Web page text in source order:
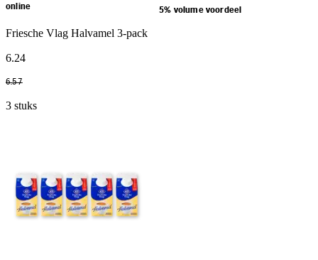
online 5% volume voordeel
Friesche Vlag Halvamel 3-pack
6.24
6.57
3 stuks